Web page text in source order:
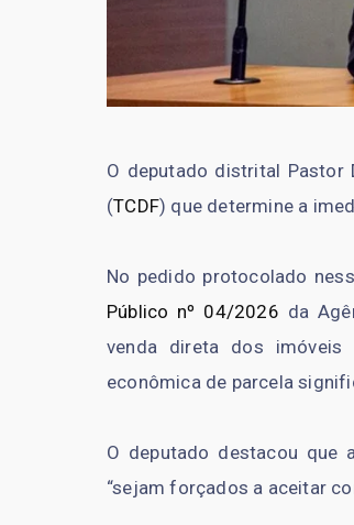
O deputado distrital Pastor
(TCDF) que determine a
No pedido protocolado
Público nº 04/2026 da
venda direta dos imóveis
econômica de parcela
O deputado destacou que
“sejam forçados a aceitar